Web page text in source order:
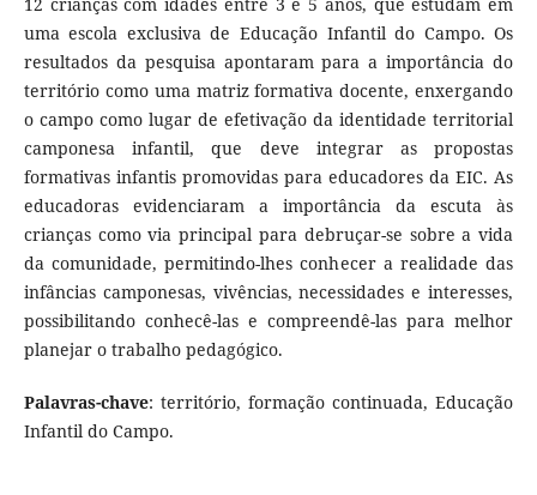
uma escola exclusiva de Educação Infantil do Campo. Os
resultados da pesquisa apontaram para a importância do
território como uma matriz formativa docente, enxergando
o campo como lugar de efetivação da identidade territorial
camponesa infantil, que deve integrar as propostas
formativas infantis promovidas para educadores da EIC. As
educadoras evidenciaram a importância da escuta às
crianças como via principal para debruçar-se sobre a vida
da comunidade, permitindo-lhes conhecer a realidade das
infâncias camponesas, vivências, necessidades e interesses,
possibilitando conhecê-las e compreendê-las para melhor
planejar o trabalho pedagógico.
Palavras-chave: território, formação continuada, Educação
Infantil do Campo.